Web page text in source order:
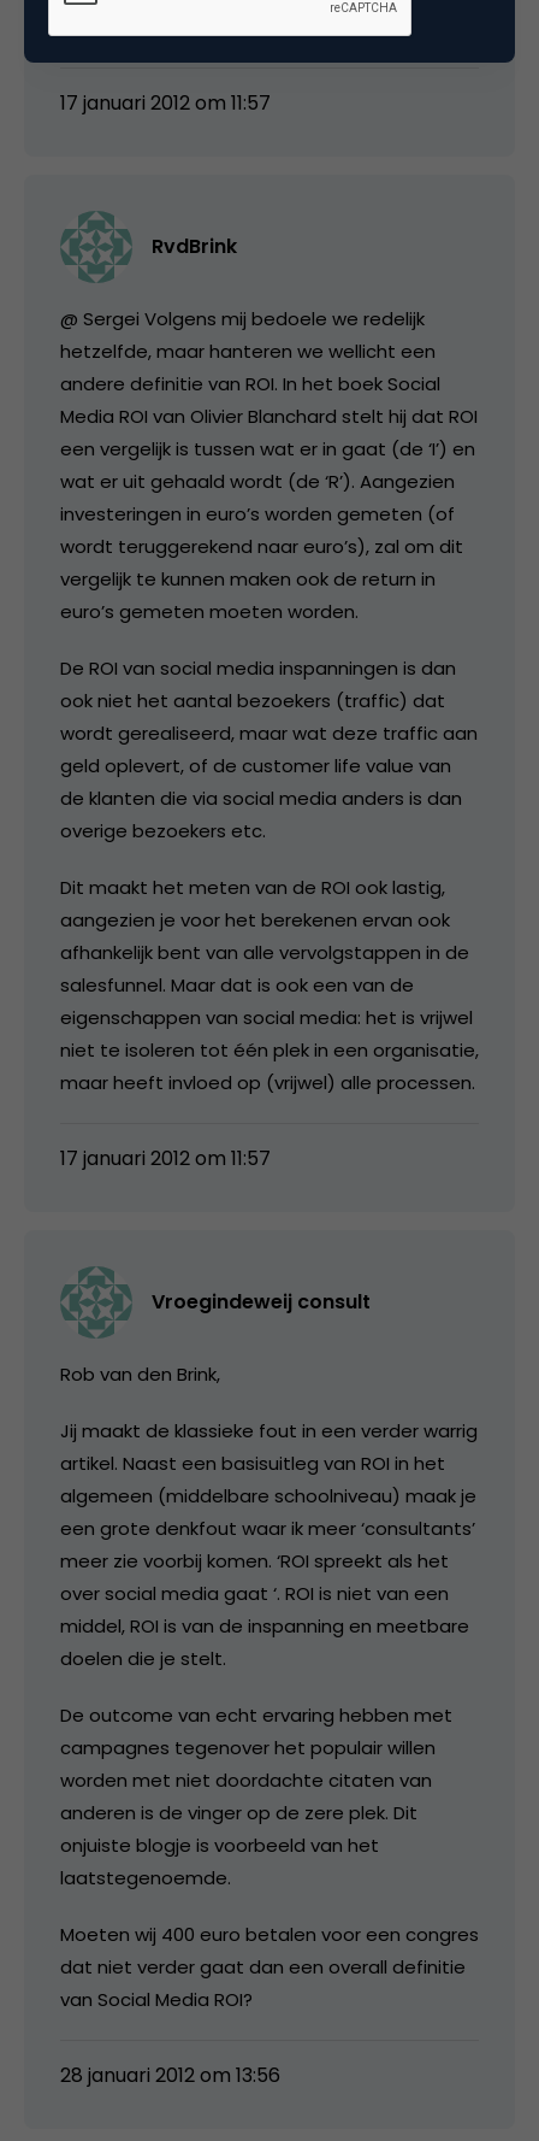
17 januari 2012 om 11:57
RvdBrink
@ Sergei Volgens mij bedoele we redelijk
hetzelfde, maar hanteren we wellicht een
andere definitie van ROI. In het boek Social
Media ROI van Olivier Blanchard stelt hij dat ROI
een vergelijk is tussen wat er in gaat (de ‘I’) en
wat er uit gehaald wordt (de ‘R’). Aangezien
investeringen in euro’s worden gemeten (of
wordt teruggerekend naar euro’s), zal om dit
vergelijk te kunnen maken ook de return in
euro’s gemeten moeten worden.
De ROI van social media inspanningen is dan
ook niet het aantal bezoekers (traffic) dat
wordt gerealiseerd, maar wat deze traffic aan
geld oplevert, of de customer life value van
de klanten die via social media anders is dan
overige bezoekers etc.
Dit maakt het meten van de ROI ook lastig,
aangezien je voor het berekenen ervan ook
afhankelijk bent van alle vervolgstappen in de
salesfunnel. Maar dat is ook een van de
eigenschappen van social media: het is vrijwel
niet te isoleren tot één plek in een organisatie,
maar heeft invloed op (vrijwel) alle processen.
17 januari 2012 om 11:57
Vroegindeweij consult
Rob van den Brink,
Jij maakt de klassieke fout in een verder warrig
artikel. Naast een basisuitleg van ROI in het
algemeen (middelbare schoolniveau) maak je
een grote denkfout waar ik meer ‘consultants’
meer zie voorbij komen. ‘ROI spreekt als het
over social media gaat ‘. ROI is niet van een
middel, ROI is van de inspanning en meetbare
doelen die je stelt.
De outcome van echt ervaring hebben met
campagnes tegenover het populair willen
worden met niet doordachte citaten van
anderen is de vinger op de zere plek. Dit
onjuiste blogje is voorbeeld van het
laatstegenoemde.
Moeten wij 400 euro betalen voor een congres
dat niet verder gaat dan een overall definitie
van Social Media ROI?
28 januari 2012 om 13:56